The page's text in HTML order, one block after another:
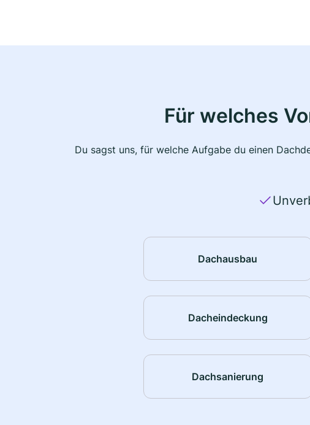
Für welches
Du sagst uns, für welche Aufgabe du einen
Dachausbau
Dacheindeckung
Dachsanierung